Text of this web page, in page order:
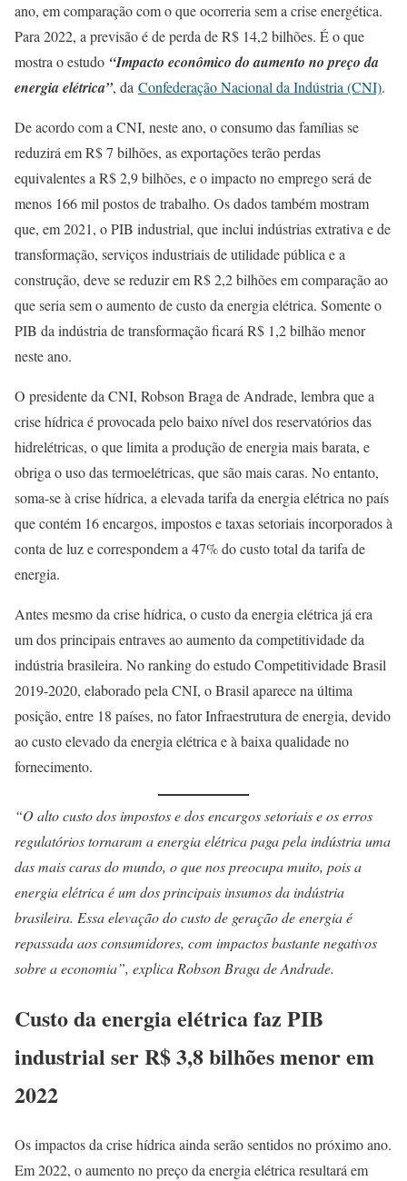
ano, em comparação com o que ocorreria sem a crise energética.
Para 2022, a previsão é de perda de R$ 14,2 bilhões. É o que
mostra o estudo “Impacto econômico do aumento no preço da
energia elétrica”, da Confederação Nacional da Indústria (CNI).
De acordo com a CNI, neste ano, o consumo das famílias se
reduzirá em R$ 7 bilhões, as exportações terão perdas
equivalentes a R$ 2,9 bilhões, e o impacto no emprego será de
menos 166 mil postos de trabalho. Os dados também mostram
que, em 2021, o PIB industrial, que inclui indústrias extrativa e de
transformação, serviços industriais de utilidade pública e a
construção, deve se reduzir em R$ 2,2 bilhões em comparação ao
que seria sem o aumento de custo da energia elétrica. Somente o
PIB da indústria de transformação ficará R$ 1,2 bilhão menor
neste ano.
O presidente da CNI, Robson Braga de Andrade, lembra que a
crise hídrica é provocada pelo baixo nível dos reservatórios das
hidrelétricas, o que limita a produção de energia mais barata, e
obriga o uso das termoelétricas, que são mais caras. No entanto,
soma-se à crise hídrica, a elevada tarifa da energia elétrica no país
que contém 16 encargos, impostos e taxas setoriais incorporados à
conta de luz e correspondem a 47% do custo total da tarifa de
energia.
Antes mesmo da crise hídrica, o custo da energia elétrica já era
um dos principais entraves ao aumento da competitividade da
indústria brasileira. No ranking do estudo Competitividade Brasil
2019-2020, elaborado pela CNI, o Brasil aparece na última
posição, entre 18 países, no fator Infraestrutura de energia, devido
ao custo elevado da energia elétrica e à baixa qualidade no
fornecimento.
“O alto custo dos impostos e dos encargos setoriais e os erros
regulatórios tornaram a energia elétrica paga pela indústria uma
das mais caras do mundo, o que nos preocupa muito, pois a
energia elétrica é um dos principais insumos da indústria
brasileira. Essa elevação do custo de geração de energia é
repassada aos consumidores, com impactos bastante negativos
sobre a economia”, explica Robson Braga de Andrade.
Custo da energia elétrica faz PIB
industrial ser R$ 3,8 bilhões menor em
2022
Os impactos da crise hídrica ainda serão sentidos no próximo ano.
Em 2022, o aumento no preço da energia elétrica resultará em